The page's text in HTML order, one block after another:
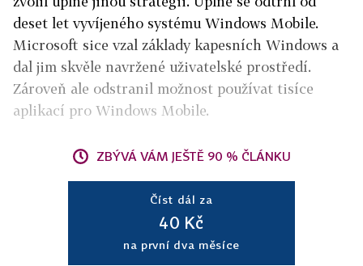
deset let vyvíjeného systému Windows Mobile.
Microsoft sice vzal základy kapesních Windows a
dal jim skvěle navržené uživatelské prostředí.
Zároveň ale odstranil možnost používat tisíce
aplikací pro Windows Mobile.
ZBÝVÁ VÁM JEŠTĚ 90 % ČLÁNKU
Číst dál za
40 Kč
na první dva měsíce